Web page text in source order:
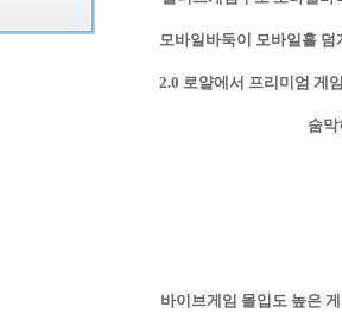
모바일바둑이 모바일홀
2.0 로얄에서 프리미엄 게
숨
바이브게임 몰입도 높은